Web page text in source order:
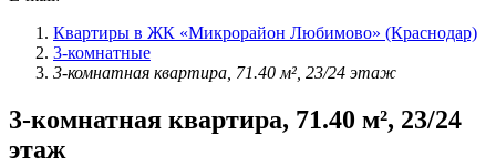
Квартиры в ЖК «Микрорайон Любимово» (Краснодар)
3-комнатные
3-комнатная квартира, 71.40 м², 23/24 этаж
3-комнатная квартира, 71.40 м², 23/24
этаж